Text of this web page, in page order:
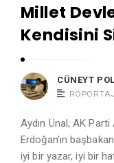
Millet
Kendisini
CÜNEYT
RÖPORTAJ
Aydın Ünal; AK
Erdoğan’ın
iyi bir yazar, iyi bir